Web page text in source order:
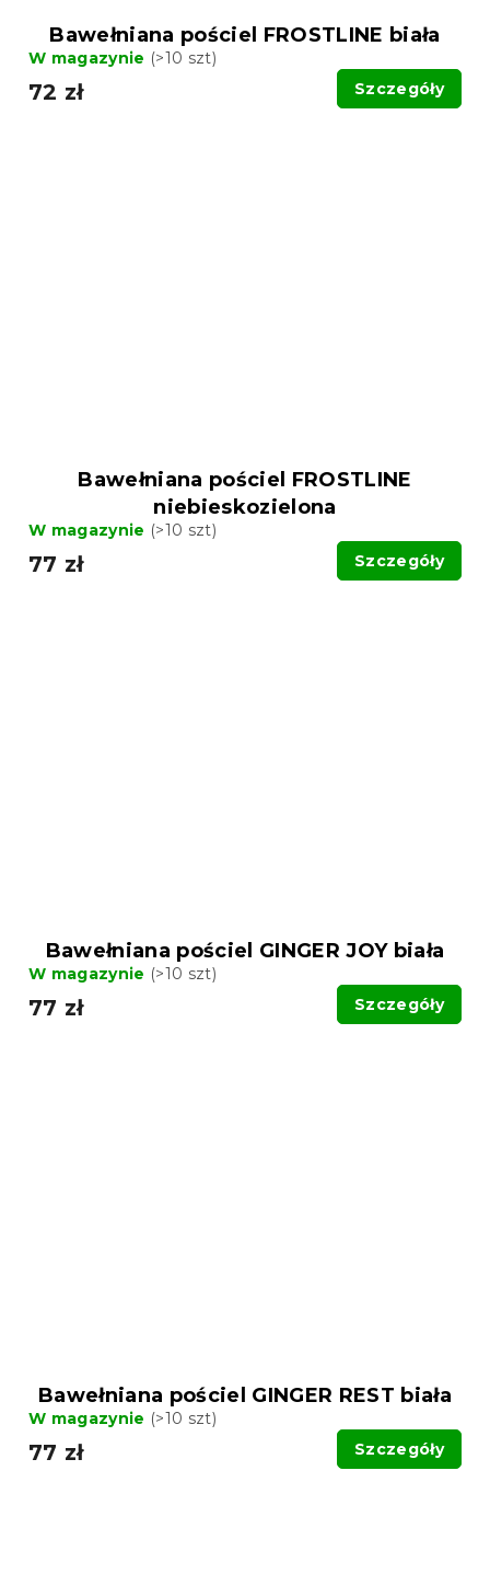
Bawełniana pościel FROSTLINE biała
W magazynie (>10 szt)
72 zł Szczegóły
Bawełniana pościel FROSTLINE
niebieskozielona
W magazynie (>10 szt)
77 zł Szczegóły
Bawełniana pościel GINGER JOY biała
W magazynie (>10 szt)
77 zł Szczegóły
Bawełniana pościel GINGER REST biała
W magazynie (>10 szt)
77 zł Szczegóły